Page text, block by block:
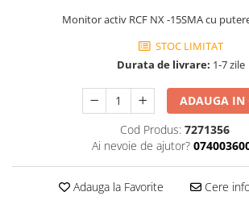
Microfoane de Suprafata
Microfoane de voce si live
Microfoane lavaliera si headset
Microfoane podcast, USB, iOS /
Microfoane pt Camere Video
Microfoane pt instalatii si
Monitor activ RCF NX -15SMA cu
STOC LIMITAT
Durata de livrare: 1-7 zile
ADAUGA IN
Cod Produs: 7271356
Ai nevoie de ajutor?
Adauga la Favorite Cere